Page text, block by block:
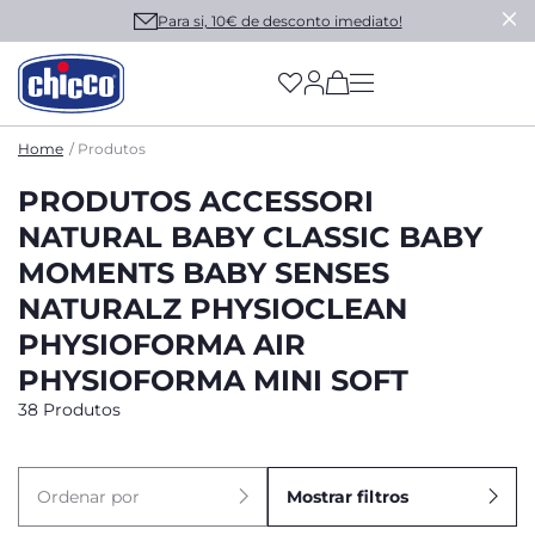
Para si, 10€ de desconto imediato!
(has more options
Home Produtos
PRODUTOS ACCESSORI
NATURAL BABY CLASSIC BABY
MOMENTS BABY SENSES
NATURALZ PHYSIOCLEAN
PHYSIOFORMA AIR
PHYSIOFORMA MINI SOFT
38 Produtos
Ordenar por Mostrar filtros